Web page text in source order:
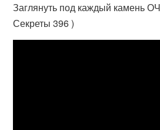
Заглянуть под каждый камень
Секреты 396 )